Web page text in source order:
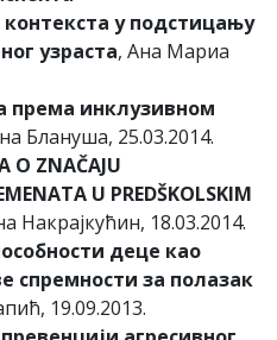
у подстицању
узраста, Ана Мариа
према инклузивном
Блануша, 25.03.2014.
O ZNAČAJU
U PREDŠKOLSKIM
Накрајкућин, 18.03.2014.
деце као
спремности за полазак
19.09.2013.